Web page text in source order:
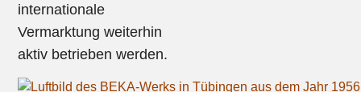
internationale
Vermarktung weiterhin
aktiv betrieben werden.